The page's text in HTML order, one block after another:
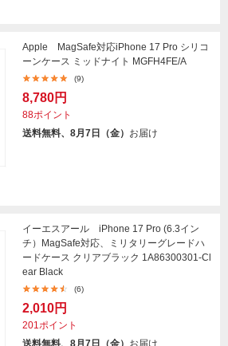
Apple MagSafe対応iPhone 17 Pro シリコ
ーンケース ミッドナイト MGFH4FE/A
(9)
8,780円
88ポイント
送料無料、8月7日（金） お届け
イーエスアール iPhone 17 Pro (6.3イン
チ）MagSafe対応、ミリタリーグレードハ
ードケース クリアブラック 1A86300301-Cl
ear Black
(6)
2,010円
201ポイント
送料無料、8月7日（金） お届け